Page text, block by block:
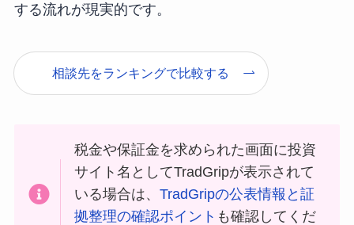
する流れが現実的です。
相談先をランキングで比較する
税金や保証金を求められた画面に投資
サイト名としてTradGripが表示されて
いる場合は、TradGripの公表情報と証
拠整理の確認ポイント も確認してくだ